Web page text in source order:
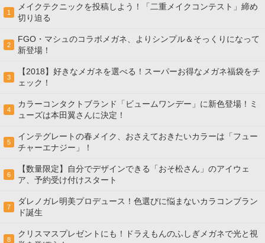
1
メイクテクニックを投稿しよう！「二重メイクコンテスト」締め
切り迫る
2
FGO・マシュのコラボメガネ、よりシンプル＆そっくりになって
新登場！
3
【2018】好きなメガネを選べる！スーパーお得なメガネ福袋をチ
ェック！
4
カラーコンタクトブランド「ビュームワンデー」に新色登場！ミ
ューズは本田翼さんに決定！
5
インテグレートの春メイク、おさえておきたいカラーは「フュー
チャーエナジー」！
6
【数量限定】自分でデザインできる「おそ松さん」のアイウェ
ア、予約受け付けスタート
7
ダレノガレ明美プロデュース！色選びに悩まないカラコンブラン
ド誕生
8
クリスマスプレゼントにも！ドラえもんのふしぎメガネで光と視